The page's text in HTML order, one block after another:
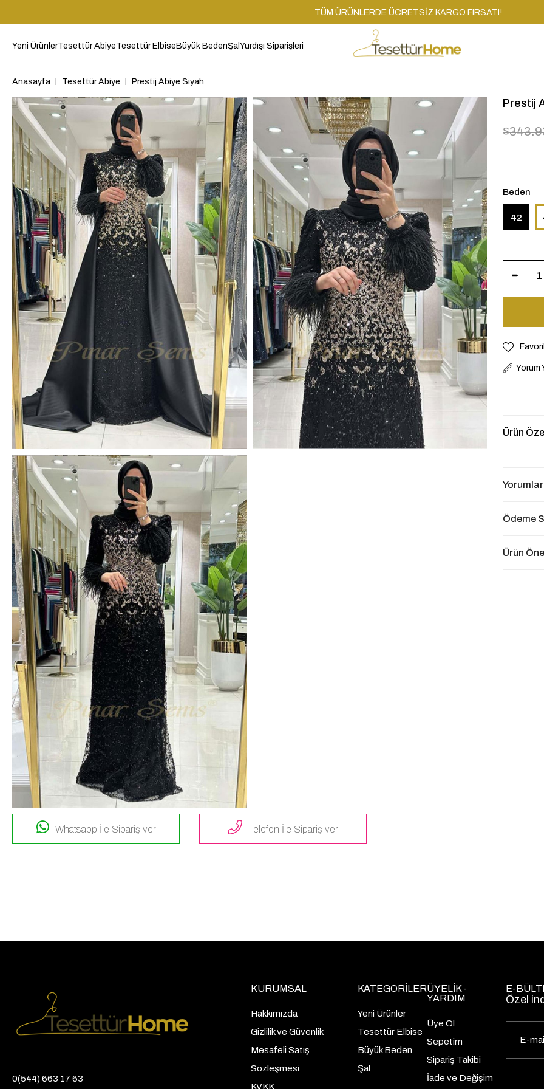
TÜM ÜRÜNLERDE ÜCRETSİZ KARGO FIRSATI!
Yeni ÜrünlerTesettür AbiyeTesettür ElbiseBüyük BedenŞal Yurdışı Siparişleri
Anasayfa Tesettür Abiye Prestij Abiye Siyah
Whatsapp İle Sipariş ver Telefon İle Sipariş ver
Prestij
Beden
42
Yorum
Ürün
Yorumlar
Ödeme
Ürün
0(544) 663 17 63
KURUMSAL
Hakkımızda
Gizlilik ve Güvenlik
Mesafeli Satış
Sözleşmesi
KVKK
KATEGORİLER
Yeni Ürünler
Tesettür Elbise
Büyük Beden
Şal
ÜYELİK -
YARDIM
Üye Ol
Sepetim
Sipariş Takibi
İade ve Değişim
E-
Özel